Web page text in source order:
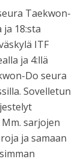
Taekwon-
ja 18:sta
ITF
ja 4:llä
Do seura
Sovelletun
sarjojen
ja samaan